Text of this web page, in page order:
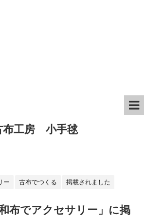
布工房 小手毬
ー 古布でつくる 掲載されました
布でアクセサリー」に掲